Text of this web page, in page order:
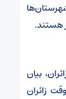
هستند.
بیان
زائران